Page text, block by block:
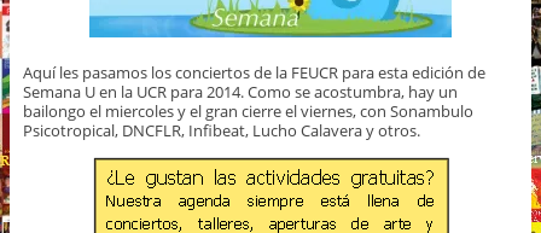
Aquí les pasamos los conciertos de la FEUCR para esta edición de
Semana U en la UCR para 2014. Como se acostumbra, hay un
bailongo el miercoles y el gran cierre el viernes, con Sonambulo
Psicotropical, DNCFLR, Infibeat, Lucho Calavera y otros.